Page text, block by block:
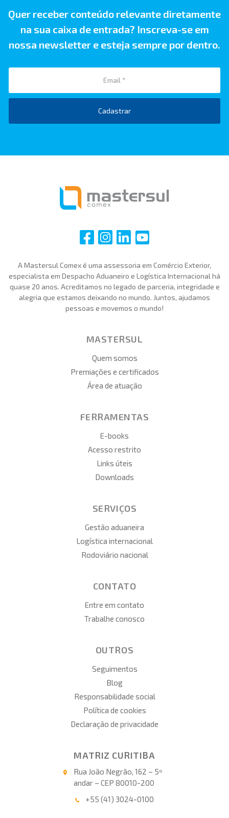
Quer receber conteúdo relevante diretamente
na sua caixa de entrada? Inscreva-se em
nossa newsletter e esteja sempre por dentro.
Cadastrar
i i i i
A Mastersul Comex é uma assessoria em Comércio Exterior,
especialista em Despacho Aduaneiro e Logística Internacional há
quase 20 anos. Acreditamos no legado de parceria, integridade e
alegria que estamos deixando no mundo. Juntos, ajudamos
pessoas e movemos o mundo!
MASTERSUL
Quem somos
Premiações e certificados
Área de atuação
FERRAMENTAS
E-books
Acesso restrito
Links úteis
Downloads
SERVIÇOS
Gestão aduaneira
Logística internacional
Rodoviário nacional
CONTATO
Entre em contato
Trabalhe conosco
OUTROS
Seguimentos
Blog
Responsabilidade social
Política de cookies
Declaração de privacidade
MATRIZ CURITIBA
Rua João Negrão, 162 – 5º
andar – CEP 80010-200
+55 (41) 3024-0100